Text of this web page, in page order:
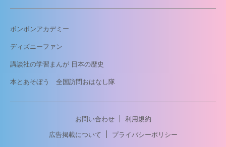
ボンボンアカデミー
ディズニーファン
講談社の学習まんが 日本の歴史
本とあそぼう 全国訪問おはなし隊
お問い合わせ
利用規約
広告掲載について
プライバシーポリシー